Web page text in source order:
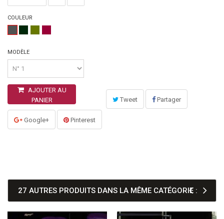
COULEUR
MODÈLE
AJOUTER AU
PANIER
Tweet Partager
Google+ Pinterest
27 AUTRES PRODUITS DANS LA MÊME CATÉGORIE :